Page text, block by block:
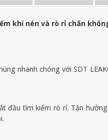
khí nén và rò rỉ chân
nhanh chóng với SDT
đầu tìm kiếm rò rỉ. Tận